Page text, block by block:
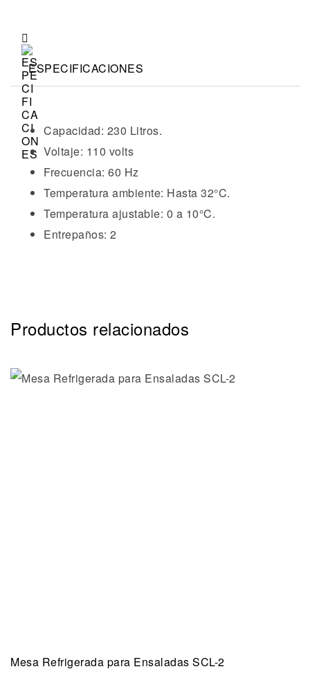
ESPECIFICACIONES
Capacidad: 230 Litros.
Voltaje: 110 volts
Frecuencia: 60 Hz
Temperatura ambiente: Hasta 32°C.
Temperatura ajustable: 0 a 10°C.
Entrepaños: 2
Productos relacionados
Mesa Refrigerada para Ensaladas SCL-2